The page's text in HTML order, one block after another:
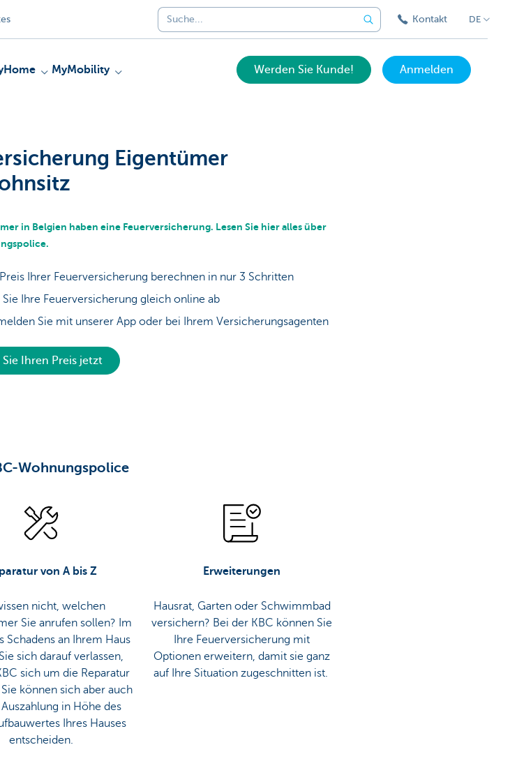
Kontakt DE
MyMobility Werden Sie Kunde! Anmelden
Eigentümer
in Belgien haben eine Feuerversicherung. Lesen Sie hier alles über
Ihrer Feuerversicherung berechnen in nur 3 Schritten
Sie Ihre Feuerversicherung gleich online ab
Sie mit unserer App oder bei Ihrem Versicherungsagenten
Sie Ihren Preis jetzt
Wohnungspolice
von A bis Z
nicht, welchen
Sie anrufen sollen? Im
Schadens an Ihrem Haus
sich darauf verlassen,
sich um die Reparatur
können sich aber auch
in Höhe des
Ihres Hauses
entscheiden.
Erweiterungen
Hausrat, Garten oder Schwimmbad
versichern? Bei der KBC können Sie
Ihre Feuerversicherung mit
Optionen erweitern, damit sie ganz
auf Ihre Situation zugeschnitten ist.